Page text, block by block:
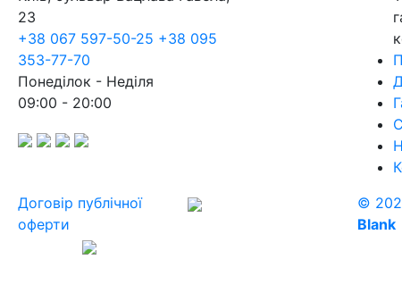
23
+38 067 597-50-25 +38 095
353-77-70
Понеділок - Неділя
09:00 - 20:00
Договір публічної
оферти
©
Blank